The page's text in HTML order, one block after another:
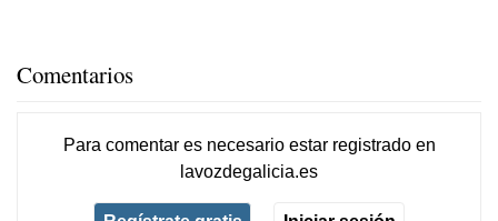
Comentarios
Para comentar es necesario estar registradoen
lavozdegalicia.es